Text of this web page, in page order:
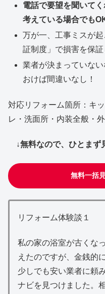
電話で要望を聞いて
考えている場合でも
万が一、工事ミスが
証制度」で損害を保
業者が決まっていな
おけば間違いなし！
対応リフォーム箇所：キ
レ・洗面所・内装全般・
↓無料なので、ひとまず
無料一括
リフォーム体験談１
私の家の浴室が古くな
えたのですが、金銭的
少しでも安い業者に頼
ナビを見つけました。